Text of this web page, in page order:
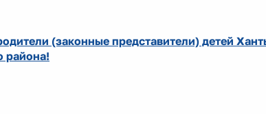
(законные представители) детей
района!